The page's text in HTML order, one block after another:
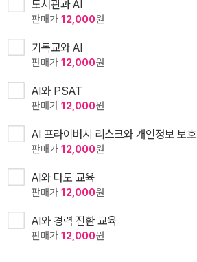
도서관과 AI
판매가 12,000원
기독교와 AI
판매가 12,000원
AI와 PSAT
판매가 12,000원
AI 프라이버시 리스크와 개인정보 보호
판매가 12,000원
AI와 다도 교육
판매가 12,000원
AI와 경력 전환 교육
판매가 12,000원